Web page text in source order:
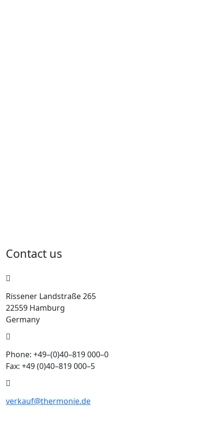
Contact us
Rissener Landstraße 265
22559 Hamburg
Germany
Phone: +49–(0)40–819 000–0
Fax: +49 (0)40–819 000–5
verkauf@thermonie.de